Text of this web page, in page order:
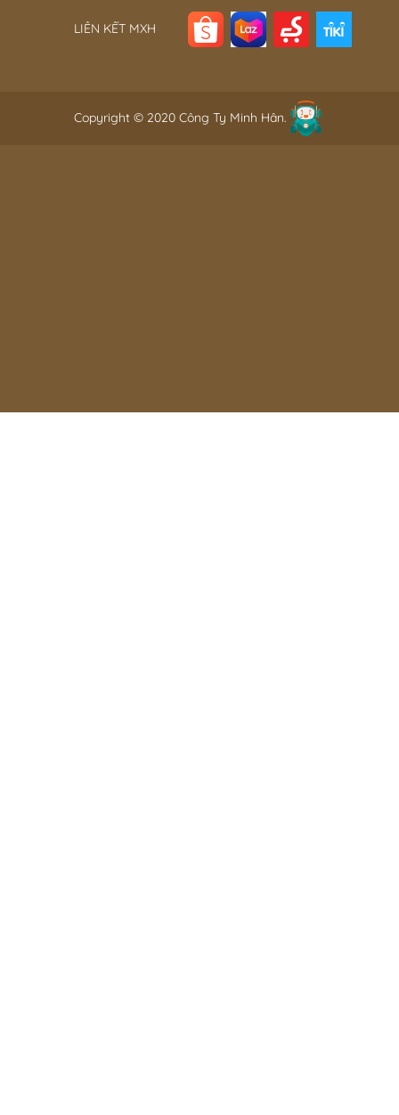
LIÊN KẾT MXH
Copyright © 2020 Công Ty Minh Hân.